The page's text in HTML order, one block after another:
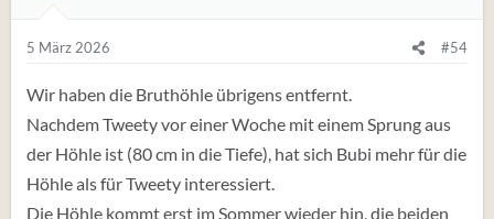
5 März 2026 #54
Wir haben die Bruthöhle übrigens entfernt.
Nachdem Tweety vor einer Woche mit einem Sprung aus
der Höhle ist (80 cm in die Tiefe), hat sich Bubi mehr für die
Höhle als für Tweety interessiert.
Die Höhle kommt erst im Sommer wieder hin, die beiden